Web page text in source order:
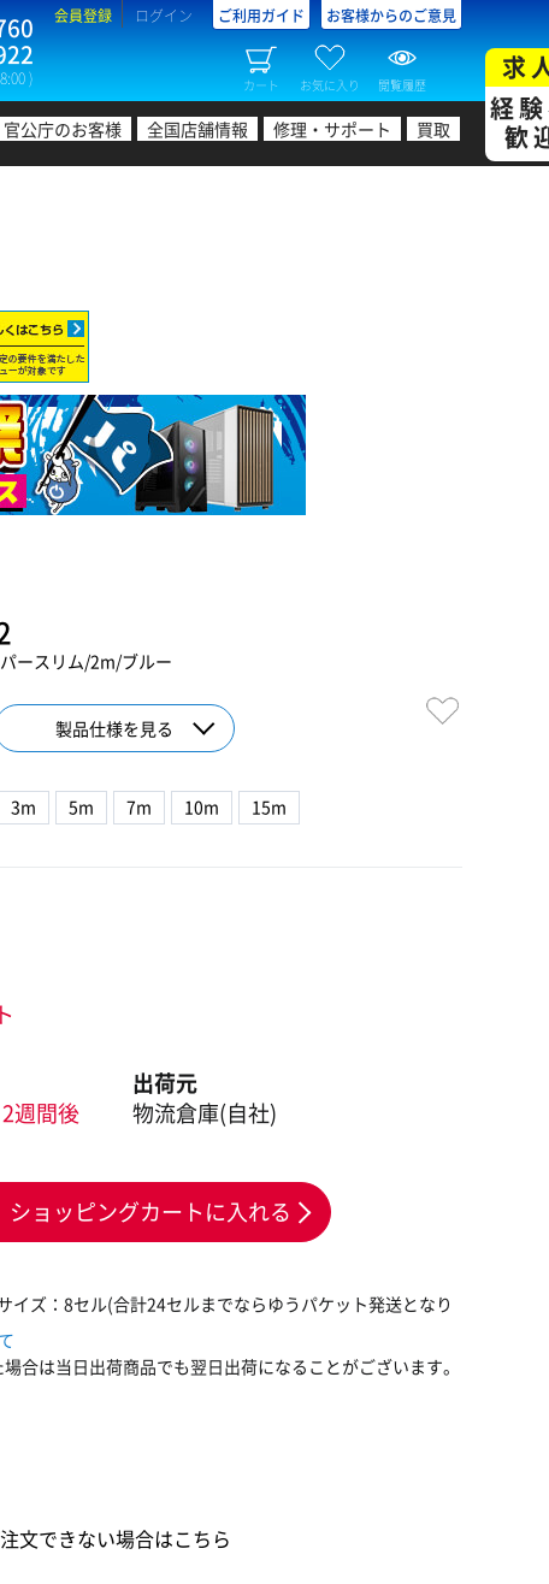
)
会員登録 ログイン ご利用ガイド お客様からのご意見
カート お気に入り 閲覧履歴
公庁のお客様 全国店舗情報 修理・サポート 買取
求
経
歓
ースリム/2m/ブルー
製品仕様を見る
3m 5m 7m 10m 15m
2週間後
出荷元
物流倉庫(自社)
ショッピングカートに入れる
イズ：8セル(合計24セルまでならゆうパケット発送となり
合は当日出荷商品でも翌日出荷になることがございます。
文できない場合はこちら